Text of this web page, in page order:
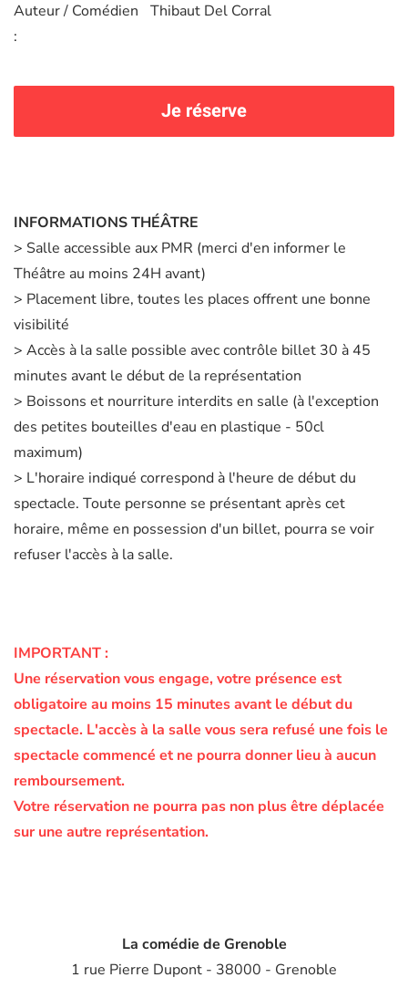
Auteur / Comédien
:
Thibaut Del Corral
Je réserve
INFORMATIONS THÉÂTRE
> Salle accessible aux PMR (merci d'en informer le
Théâtre au moins 24H avant)
> Placement libre, toutes les places offrent une bonne
visibilité
> Accès à la salle possible avec contrôle billet 30 à 45
minutes avant le début de la représentation
> Boissons et nourriture interdits en salle (à l'exception
des petites bouteilles d'eau en plastique - 50cl
maximum)
> L'horaire indiqué correspond à l'heure de début du
spectacle. Toute personne se présentant après cet
horaire, même en possession d'un billet, pourra se voir
refuser l'accès à la salle.
IMPORTANT :
Une réservation vous engage, votre présence est
obligatoire au moins 15 minutes avant le début du
spectacle. L'accès à la salle vous sera refusé une fois le
spectacle commencé et ne pourra donner lieu à aucun
remboursement.
Votre réservation ne pourra pas non plus être déplacée
sur une autre représentation.
La comédie de Grenoble
1 rue Pierre Dupont - 38000 - Grenoble